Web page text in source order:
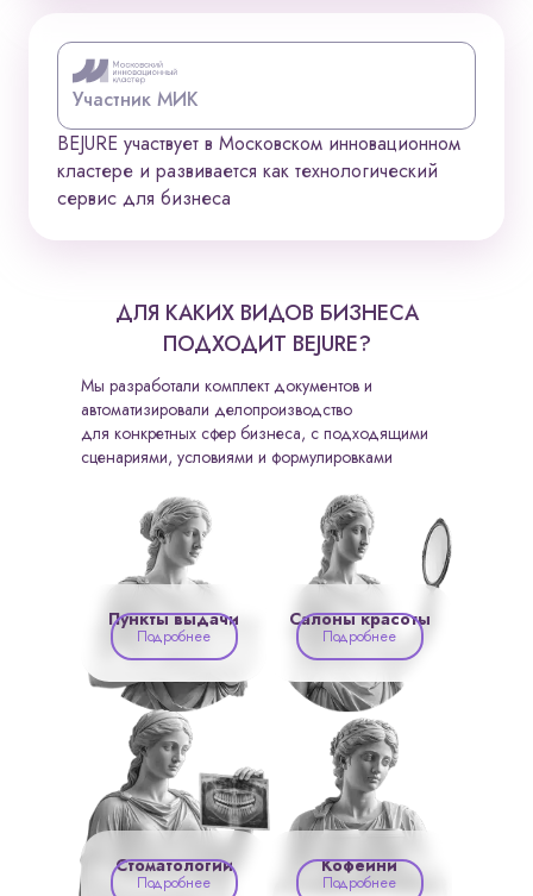
Участник МИК
BEJURE участвует в Московском инновационном
кластере и развивается как технологический
сервис для бизнеса
ДЛЯ КАКИХ ВИДОВ БИЗНЕСА
ПОДХОДИТ BEJURE?
Мы разработали комплект документов и
автоматизировали делопроизводство
для конкретных сфер бизнеса, с подходящими
сценариями, условиями и формулировками
Пункты выдачи
Подробнее
Салоны красоты
Подробнее
Стоматологии
Подробнее
Кофейни
Подробнее